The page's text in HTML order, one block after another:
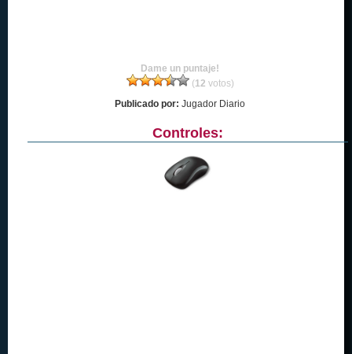
Dame un puntaje!
(12 votos)
Publicado por: Jugador Diario
Controles: